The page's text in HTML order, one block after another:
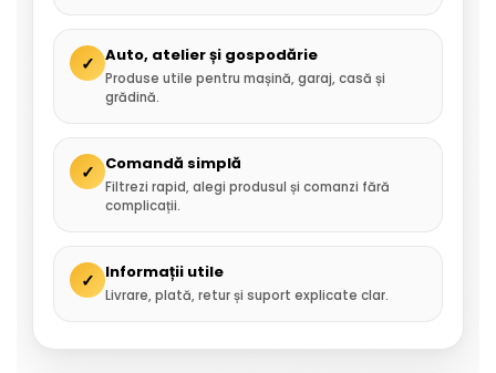
✓ Auto, atelier și gospodărie
Produse utile pentru mașină, garaj, casă și
grădină.
✓ Comandă simplă
Filtrezi rapid, alegi produsul și comanzi fără
complicații.
✓ Informații utile
Livrare, plată, retur și suport explicate clar.